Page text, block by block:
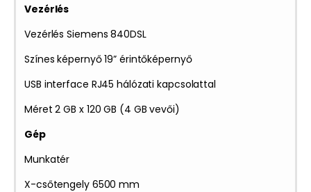
Vezérlés
Vezérlés Siemens 840DSL
Színes képernyő 19” érintőképernyő
USB interface RJ45 hálózati kapcsolattal
Méret 2 GB x 120 GB (4 GB vevői)
Gép
Munkatér
X-csőtengely 6500 mm